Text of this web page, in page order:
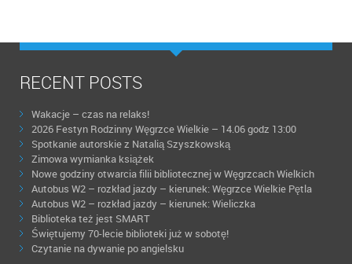
RECENT POSTS
Wakacje – czas na relaks!
2026 Festyn Rodzinny Węgrzce Wielkie – 14.06 godz 13:00
Spotkanie autorskie z Natalią Szyszkowską
Zimowa wymianka książek
Nowe godziny otwarcia filii bibliotecznej w Węgrzcach Wielkich
Autobus W2 – rozkład jazdy – kierunek: Węgrzce Wielkie Pętla
Autobus W2 – rozkład jazdy – kierunek: Wieliczka
Biblioteka też jest SMART
Świętujemy 70-lecie biblioteki już w sobotę!
Czytanie na dywanie po angielsku